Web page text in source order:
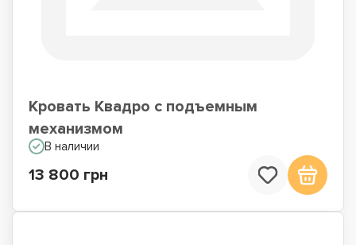
Кровать Квадро с подъемным
механизмом
В наличии
13 800 грн